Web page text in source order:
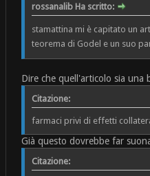
rossanalib Ha scritto:
stamattina mi è capitato un
teorema di Godel e un suo
Dire che quell'articolo sia una
Citazione:
farmaci privi di effetti
Già questo dovrebbe far
Citazione: